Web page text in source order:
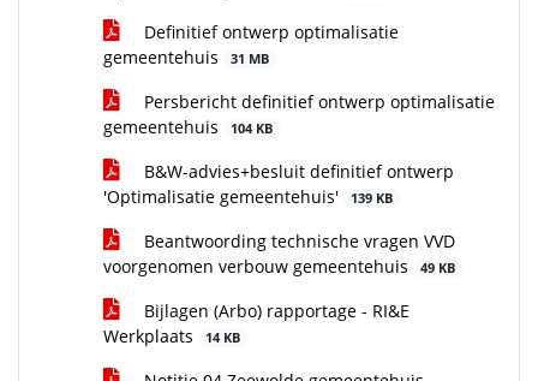
Definitief ontwerp optimalisatie
gemeentehuis
31 MB
Persbericht definitief ontwerp optimalisatie
gemeentehuis
104 KB
B&W-advies+besluit definitief ontwerp
'Optimalisatie gemeentehuis'
139 KB
Beantwoording technische vragen VVD
voorgenomen verbouw gemeentehuis
49 KB
Bijlagen (Arbo) rapportage - RI&E
Werkplaats
14 KB